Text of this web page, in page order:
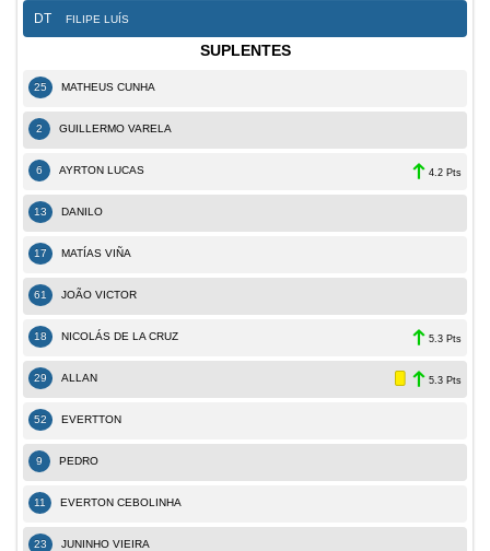
DT FILIPE LUÍS
SUPLENTES
25 MATHEUS CUNHA
2 GUILLERMO VARELA
6 AYRTON LUCAS 4.2 Pts
13 DANILO
17 MATÍAS VIÑA
61 JOÃO VICTOR
18 NICOLÁS DE LA CRUZ 5.3 Pts
29 ALLAN 5.3 Pts
52 EVERTTON
9 PEDRO
11 EVERTON CEBOLINHA
23 JUNINHO VIEIRA